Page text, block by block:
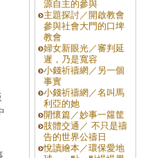
源自主的參與
主題探討／開啟教會
參與社會大門的口埤
教會
婦女新眼光／審判延
遲，乃是寬容
小錢祈禱網／另一個
事實
小錢祈禱網／名叫馬
利亞的她
開懷篇／妙事一籮筐
肢體交通／ 不只是禱
告的世界公禱日
悅讀繪本／環保愛地